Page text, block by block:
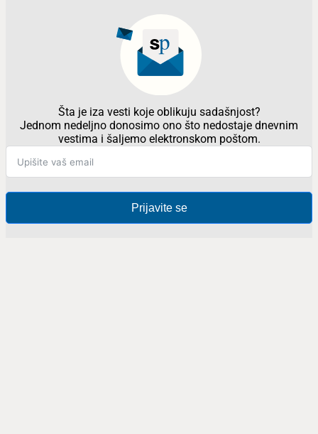
Šta je iza vesti koje oblikuju sadašnjost?
Jednom nedeljno donosimo ono što nedostaje dnevnim
vestima i šaljemo elektronskom poštom.
Prijavite se